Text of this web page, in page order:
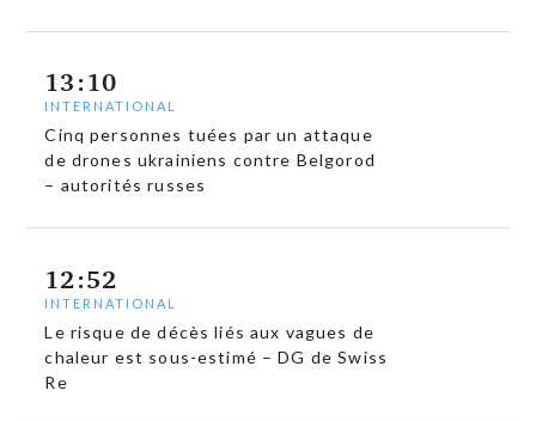
13:10
INTERNATIONAL
Cinq personnes tuées par un attaque
de drones ukrainiens contre Belgorod
– autorités russes
12:52
INTERNATIONAL
Le risque de décès liés aux vagues de
chaleur est sous-estimé – DG de Swiss
Re